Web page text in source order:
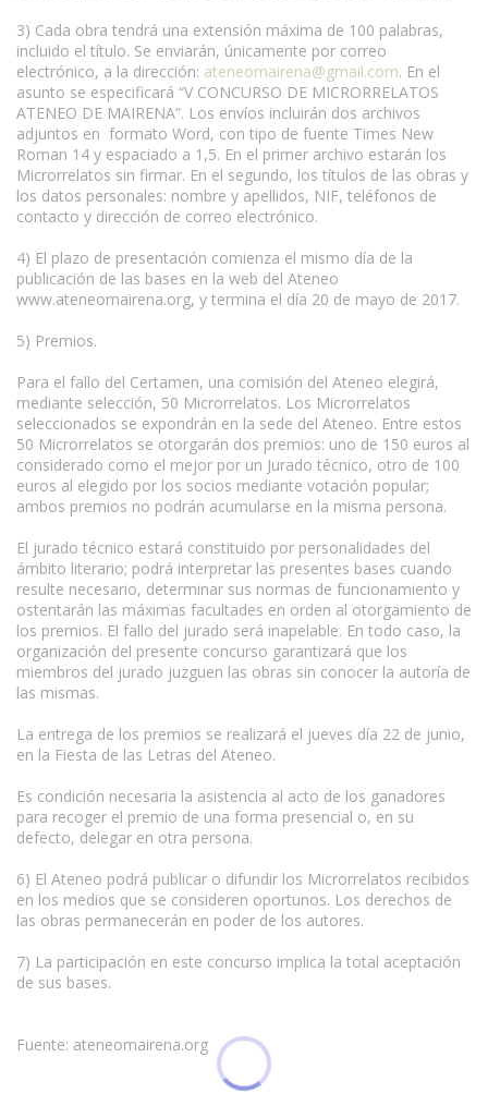
3) Cada obra tendrá una extensión máxima de 100 palabras,
incluido el título. Se enviarán, únicamente por correo
electrónico, a la dirección: ateneomairena@gmail.com. En el
asunto se especificará “V CONCURSO DE MICRORRELATOS
ATENEO DE MAIRENA”. Los envíos incluirán dos archivos
adjuntos en formato Word, con tipo de fuente Times New
Roman 14 y espaciado a 1,5. En el primer archivo estarán los
Microrrelatos sin firmar. En el segundo, los títulos de las obras y
los datos personales: nombre y apellidos, NIF, teléfonos de
contacto y dirección de correo electrónico.
4) El plazo de presentación comienza el mismo día de la
publicación de las bases en la web del Ateneo
www.ateneomairena.org, y termina el día 20 de mayo de 2017.
5) Premios.
Para el fallo del Certamen, una comisión del Ateneo elegirá,
mediante selección, 50 Microrrelatos. Los Microrrelatos
seleccionados se expondrán en la sede del Ateneo. Entre estos
50 Microrrelatos se otorgarán dos premios: uno de 150 euros al
considerado como el mejor por un Jurado técnico, otro de 100
euros al elegido por los socios mediante votación popular;
ambos premios no podrán acumularse en la misma persona.
El jurado técnico estará constituido por personalidades del
ámbito literario; podrá interpretar las presentes bases cuando
resulte necesario, determinar sus normas de funcionamiento y
ostentarán las máximas facultades en orden al otorgamiento de
los premios. El fallo del jurado será inapelable. En todo caso, la
organización del presente concurso garantizará que los
miembros del jurado juzguen las obras sin conocer la autoría de
las mismas.
La entrega de los premios se realizará el jueves día 22 de junio,
en la Fiesta de las Letras del Ateneo.
Es condición necesaria la asistencia al acto de los ganadores
para recoger el premio de una forma presencial o, en su
defecto, delegar en otra persona.
6) El Ateneo podrá publicar o difundir los Microrrelatos recibidos
en los medios que se consideren oportunos. Los derechos de
las obras permanecerán en poder de los autores.
7) La participación en este concurso implica la total aceptación
de sus bases.
Fuente: ateneomairena.org
Condiciones para la reproducción de contenidos de esta página.